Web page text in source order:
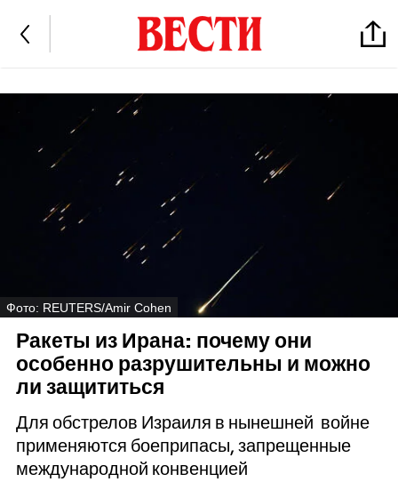
Фото: REUTERS/Amir Cohen
Ракеты из Ирана: почему они
особенно разрушительны и можно
ли защититься
Для обстрелов Израиля в нынешней войне
применяются боеприпасы, запрещенные
международной конвенцией